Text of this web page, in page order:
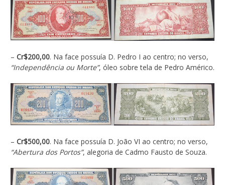
– Cr$200,00. Na face possuía D. Pedro I ao centro; no verso,
“Independência ou Morte”, óleo sobre tela de Pedro Américo.
– Cr$500,00. Na face possuía D. João VI ao centro; no verso,
“Abertura dos Portos”, alegoria de Cadmo Fausto de Souza.